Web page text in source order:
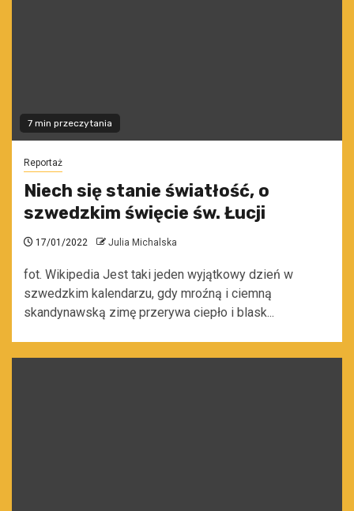
7 min przeczytania
Reportaż
Niech się stanie światłość, o
szwedzkim święcie św. Łucji
17/01/2022 Julia Michalska
fot. Wikipedia Jest taki jeden wyjątkowy dzień w
szwedzkim kalendarzu, gdy mroźną i ciemną
skandynawską zimę przerywa ciepło i blask...